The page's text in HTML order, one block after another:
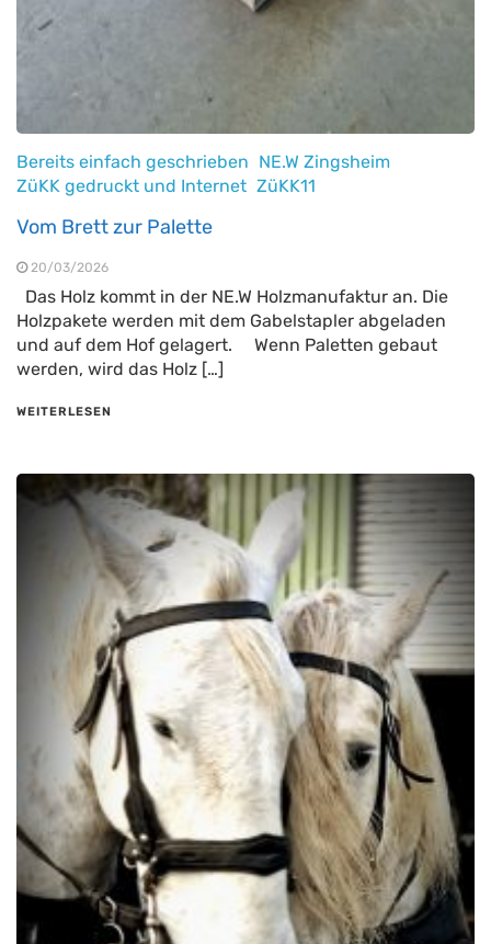
Bereits einfach geschrieben NE.W Zingsheim
ZüKK gedruckt und Internet ZüKK11
Vom Brett zur Palette
20/03/2026
Das Holz kommt in der NE.W Holzmanufaktur an. Die
Holzpakete werden mit dem Gabelstapler abgeladen
und auf dem Hof gelagert. Wenn Paletten gebaut
werden, wird das Holz […]
WEITERLESEN